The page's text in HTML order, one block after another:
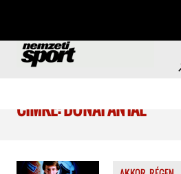
CÍMKE: DUNAI ANTAL